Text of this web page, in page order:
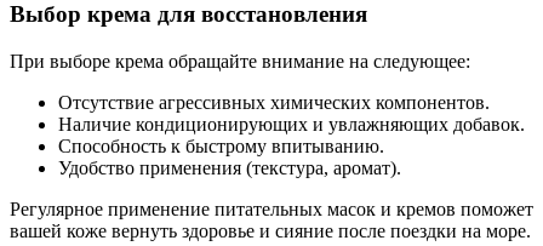
Выбор крема для восстановления
При выборе крема обращайте внимание на следующее:
Отсутствие агрессивных химических компонентов.
Наличие кондиционирующих и увлажняющих добавок.
Способность к быстрому впитыванию.
Удобство применения (текстура, аромат).
Регулярное применение питательных масок и кремов поможет
вашей коже вернуть здоровье и сияние после поездки на море.